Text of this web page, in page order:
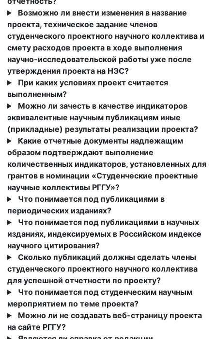
Возможно ли внести изменения в название
проекта, техническое задание членов
студенческого проектного научного коллектива и
смету расходов проекта в ходе выполнения
научно-исследовательской работы уже после
утверждения проекта на НЭС?
При каких условиях проект считается
выполненным?
Можно ли зачесть в качестве индикаторов
эквивалентные научным публикациям иные
(прикладные) результаты реализации проекта?
Какие отчетные документы надлежащим
образом подтверждают выполнение
количественных индикаторов, установленных для
грантов в номинации «Студенческие проектные
научные коллективы РГГУ»?
Что понимается под публикациями в
периодических изданиях?
Что понимается под публикациями в научных
изданиях, индексируемых в Российском индексе
научного цитирования?
Сколько публикаций должны сделать члены
студенческого проектного научного коллектива
для успешной отчетности по проекту?
Что понимается под студенческим научным
мероприятием по теме проекта?
Можно ли не создавать веб-страницу проекта
на сайте РГГУ?